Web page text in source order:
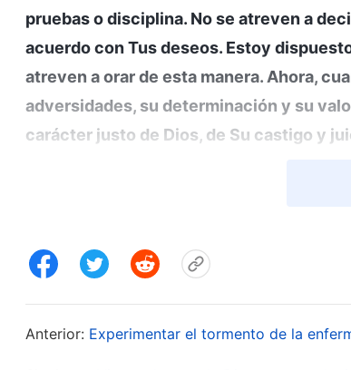
pruebas o disciplina. No se atreven a
acuerdo con Tus deseos. Estoy
atreven a orar de esta manera. Ahora,
adversidades, su determinación y su
carácter justo de Dios, de Su castigo y
Dios. ¿Es bueno para la gente estar en
no buscar la verdad? Si no entiendes la
y cuando en algún momento te
hombre—, caerás”(La Palabra, Vol. VI.
“Todo aquel que llega a creer en Dios
Anterior: Experimentar el tormento de la